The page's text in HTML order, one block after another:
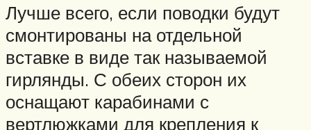
Лучше всего, если поводки будут
смонтированы на отдельной
вставке в виде так называемой
гирлянды. С обеих сторон их
оснащают карабинами с
вертлюжками для крепления к